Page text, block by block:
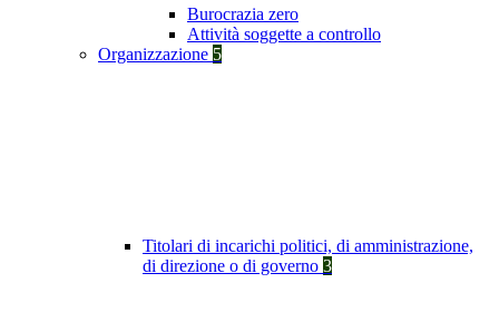
Burocrazia zero
Attività soggette a controllo
Organizzazione 5
Titolari di incarichi politici, di amministrazione,
di direzione o di governo 3